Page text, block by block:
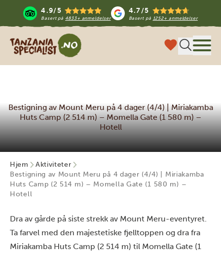
4.9/5
Basert på 4833+ anmeldelser
4.7/5
Basert på 1252+ anmeldelser
Tanzania Specialist
Bestigning av Mount Meru på 4 dager (4/4) | Miriakamba
Huts Camp (2 514 m) – Momella Gate (1 580 m) –
Hotell
Hjem
Aktiviteter
Bestigning av Mount Meru på 4 dager (4/4) | Miriakamba
Huts Camp (2 514 m) – Momella Gate (1 580 m) –
Hotell
Dra av gårde på siste strekk av Mount Meru-eventyret.
Ta farvel med den majestetiske fjelltoppen og dra fra
Miriakamba Huts Camp (2 514 m) til Momella Gate (1